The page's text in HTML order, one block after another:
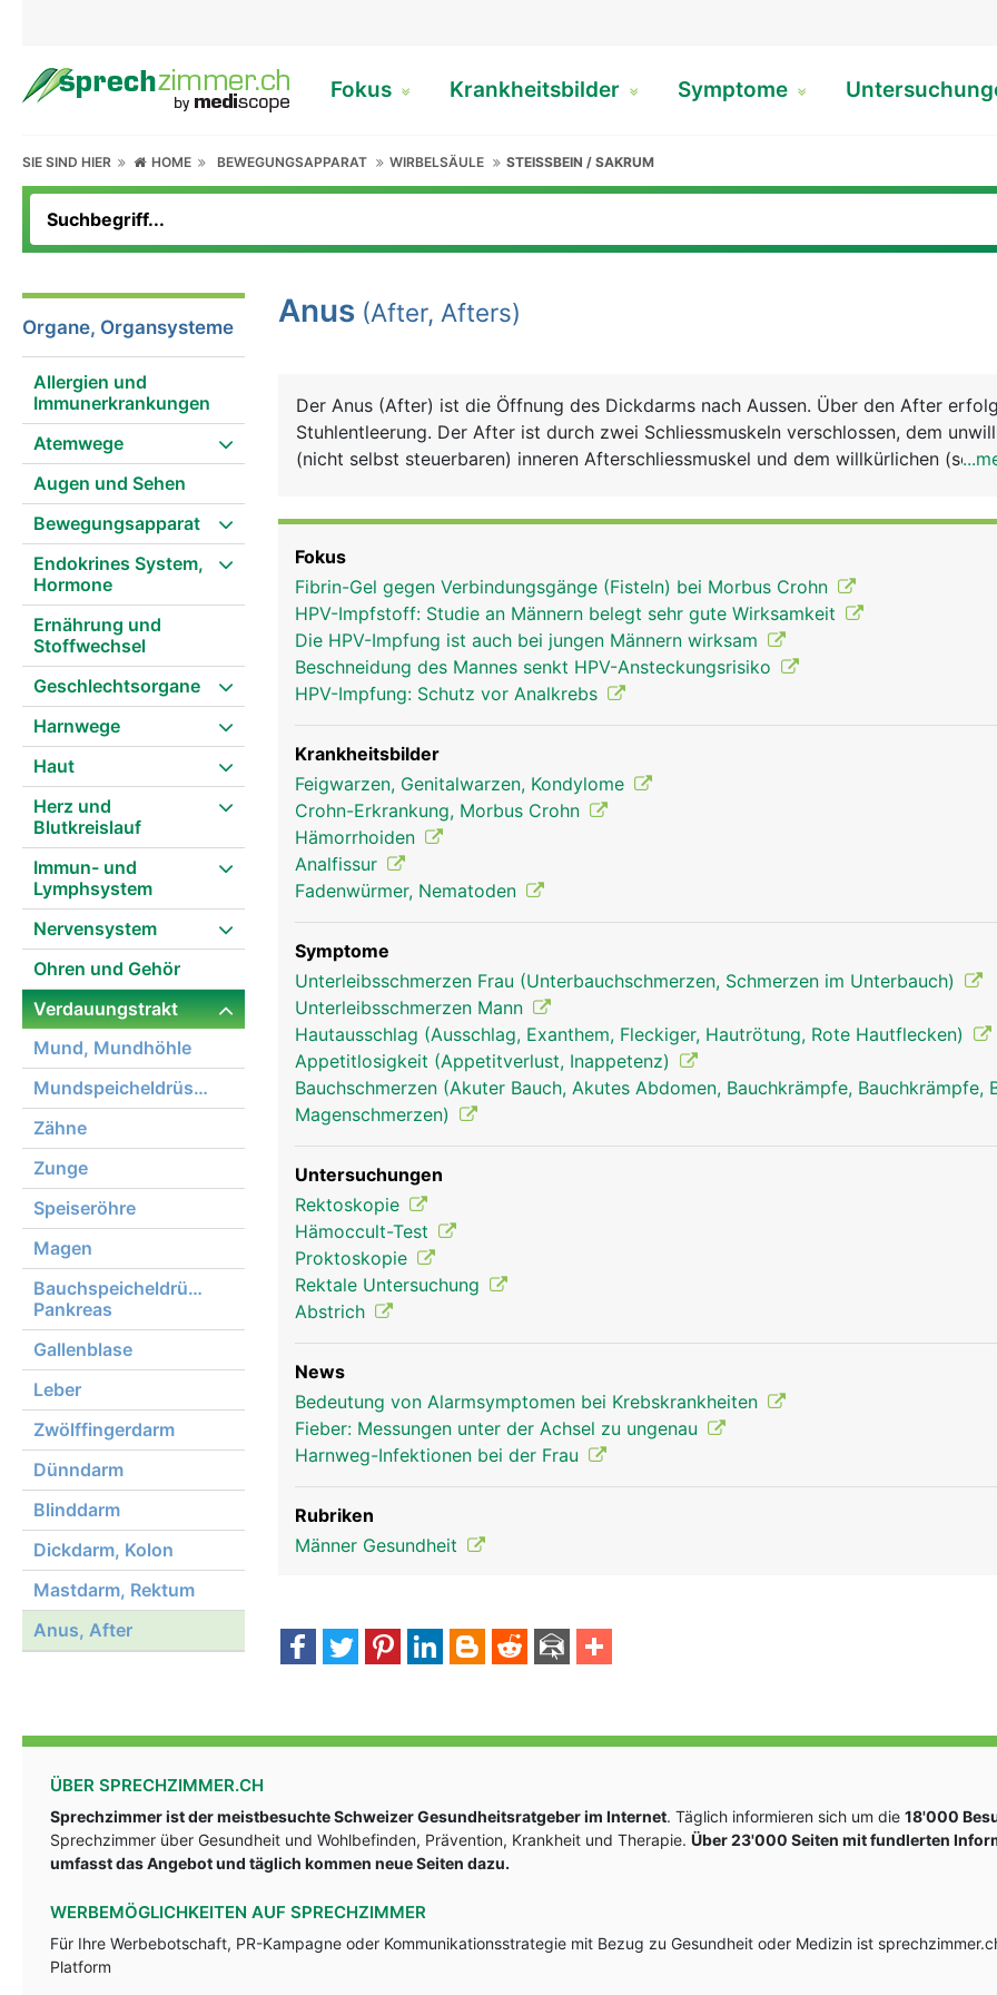
Fokus Krankheitsbilder Symptome
SIE SIND HIER HOME BEWEGUNGSAPPARAT WIRBELSÄULE STEISSBEIN / SAKRUM
Organe, Organsysteme
Allergien und
Immunerkrankungen
Atemwege
Augen und Sehen
Bewegungsapparat
Endokrines System,
Hormone
Ernährung und
Stoffwechsel
Geschlechtsorgane
Harnwege
Haut
Herz und
Blutkreislauf
Immun- und
Lymphsystem
Nervensystem
Ohren und Gehör
Verdauungstrakt
Mund, Mundhöhle
Mundspeicheldrüsen
Zähne
Zunge
Speiseröhre
Magen
Bauchspeicheldrüse,
Pankreas
Gallenblase
Leber
Zwölffingerdarm
Dünndarm
Blinddarm
Dickdarm, Kolon
Mastdarm, Rektum
Anus, After
Anus (After, Afters)
Der Anus (After) ist die Öffnung des Dickdarms nach Aussen. Über den After
Stuhlentleerung. Der After ist durch zwei Schliessmuskeln verschlossen, dem
(nicht selbst steuerbaren) inneren Afterschliessmuskel und dem willkürlichen
anus frau
Fokus
Fibrin-Gel gegen Verbindungsgänge (Fisteln) bei Morbus Crohn
HPV-Impfstoff: Studie an Männern belegt sehr gute Wirksamkeit
Die HPV-Impfung ist auch bei jungen Männern wirksam
Beschneidung des Mannes senkt HPV-Ansteckungsrisiko
HPV-Impfung: Schutz vor Analkrebs
Krankheitsbilder
Feigwarzen, Genitalwarzen, Kondylome
Crohn-Erkrankung, Morbus Crohn
Hämorrhoiden
Analfissur
Fadenwürmer, Nematoden
Symptome
Unterleibsschmerzen Frau (Unterbauchschmerzen, Schmerzen im Unterbauch)
Unterleibsschmerzen Mann
Hautausschlag (Ausschlag, Exanthem, Fleckiger, Hautrötung, Rote Hautflecken)
Appetitlosigkeit (Appetitverlust, Inappetenz)
Bauchschmerzen (Akuter Bauch, Akutes Abdomen, Bauchkrämpfe, Bauchkrämpfe,
Magenschmerzen)
Untersuchungen
Rektoskopie
Hämoccult-Test
Proktoskopie
Rektale Untersuchung
Abstrich
News
Bedeutung von Alarmsymptomen bei Krebskrankheiten
Fieber: Messungen unter der Achsel zu ungenau
Harnweg-Infektionen bei der Frau
Rubriken
Männer Gesundheit
ÜBER SPRECHZIMMER.CH
Sprechzimmer ist der meistbesuchte Schweizer Gesundheitsratgeber im Internet. Täglich informieren sich um die 18'000
Sprechzimmer über Gesundheit und Wohlbefinden, Prävention, Krankheit und Therapie. Über 23'000 Seiten mit fundlerten
umfasst das Angebot und täglich kommen neue Seiten dazu.
WERBEMÖGLICHKEITEN AUF SPRECHZIMMER
Für Ihre Werbebotschaft, PR-Kampagne oder Kommunikationsstrategie mit Bezug zu Gesundheit oder Medizin ist
Platform